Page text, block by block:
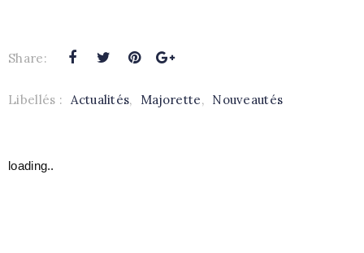
Share:
Libellés : Actualités, Majorette, Nouveautés
loading..